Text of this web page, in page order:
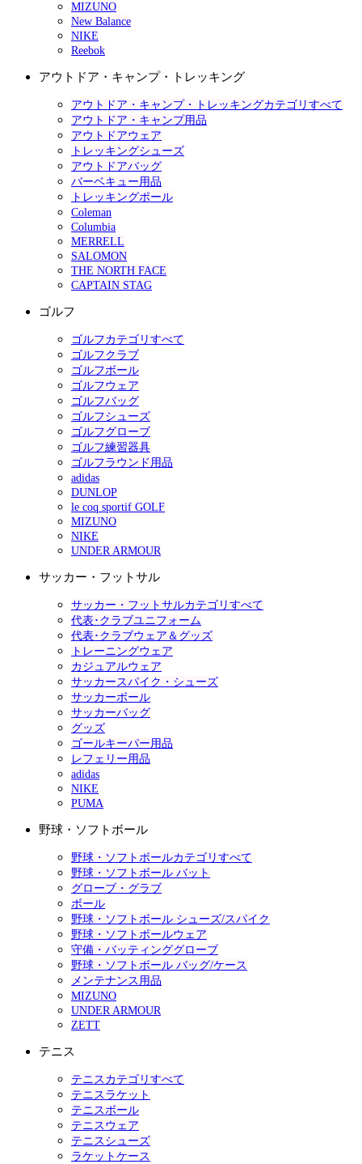
MIZUNO
New Balance
NIKE
Reebok
アウトドア・キャンプ・トレッキング
アウトドア・キャンプ・トレッキングカテゴリすべて
アウトドア・キャンプ用品
アウトドアウェア
トレッキングシューズ
アウトドアバッグ
バーベキュー用品
トレッキングポール
Coleman
Columbia
MERRELL
SALOMON
THE NORTH FACE
CAPTAIN STAG
ゴルフ
ゴルフカテゴリすべて
ゴルフクラブ
ゴルフボール
ゴルフウェア
ゴルフバッグ
ゴルフシューズ
ゴルフグローブ
ゴルフ練習器具
ゴルフラウンド用品
adidas
DUNLOP
le coq sportif GOLF
MIZUNO
NIKE
UNDER ARMOUR
サッカー・フットサル
サッカー・フットサルカテゴリすべて
代表･クラブユニフォーム
代表･クラブウェア＆グッズ
トレーニングウェア
カジュアルウェア
サッカースパイク・シューズ
サッカーボール
サッカーバッグ
グッズ
ゴールキーパー用品
レフェリー用品
adidas
NIKE
PUMA
野球・ソフトボール
野球・ソフトボールカテゴリすべて
野球・ソフトボール バット
グローブ・グラブ
ボール
野球・ソフトボール シューズ/スパイク
野球・ソフトボールウェア
守備・バッティンググローブ
野球・ソフトボール バッグ/ケース
メンテナンス用品
MIZUNO
UNDER ARMOUR
ZETT
テニス
テニスカテゴリすべて
テニスラケット
テニスボール
テニスウェア
テニスシューズ
ラケットケース